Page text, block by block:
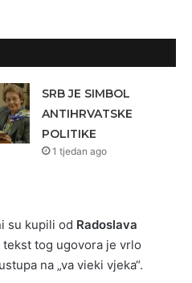
SRB JE SIMBOL
ANTIHRVATSKE
POLITIKE
1 tjedan ago
su kupili od Radoslava
tekst tog ugovora je vrlo
na „va vieki vjeka“.